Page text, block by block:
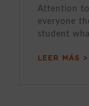
Attention
everyone
student
LEER MÁS